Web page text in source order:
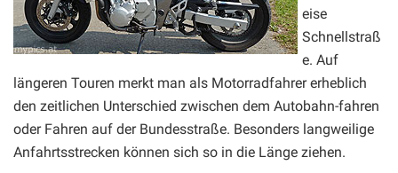
eise
Schnellstraß
e. Auf
längeren Touren merkt man als Motorradfahrer erheblich
den zeitlichen Unterschied zwischen dem Autobahn-fahren
oder Fahren auf der Bundesstraße. Besonders langweilige
Anfahrtsstrecken können sich so in die Länge ziehen.